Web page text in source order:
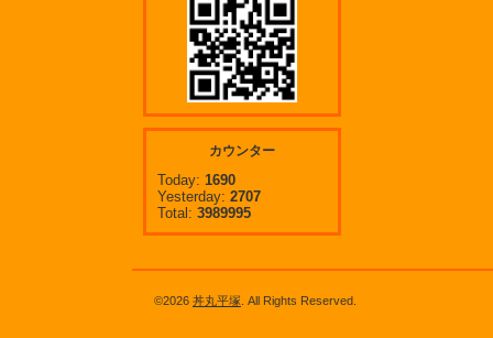
カウンター
Today: 1690
Yesterday: 2707
Total: 3989995
©2026 丼丸平塚 . All Rights Reserved.